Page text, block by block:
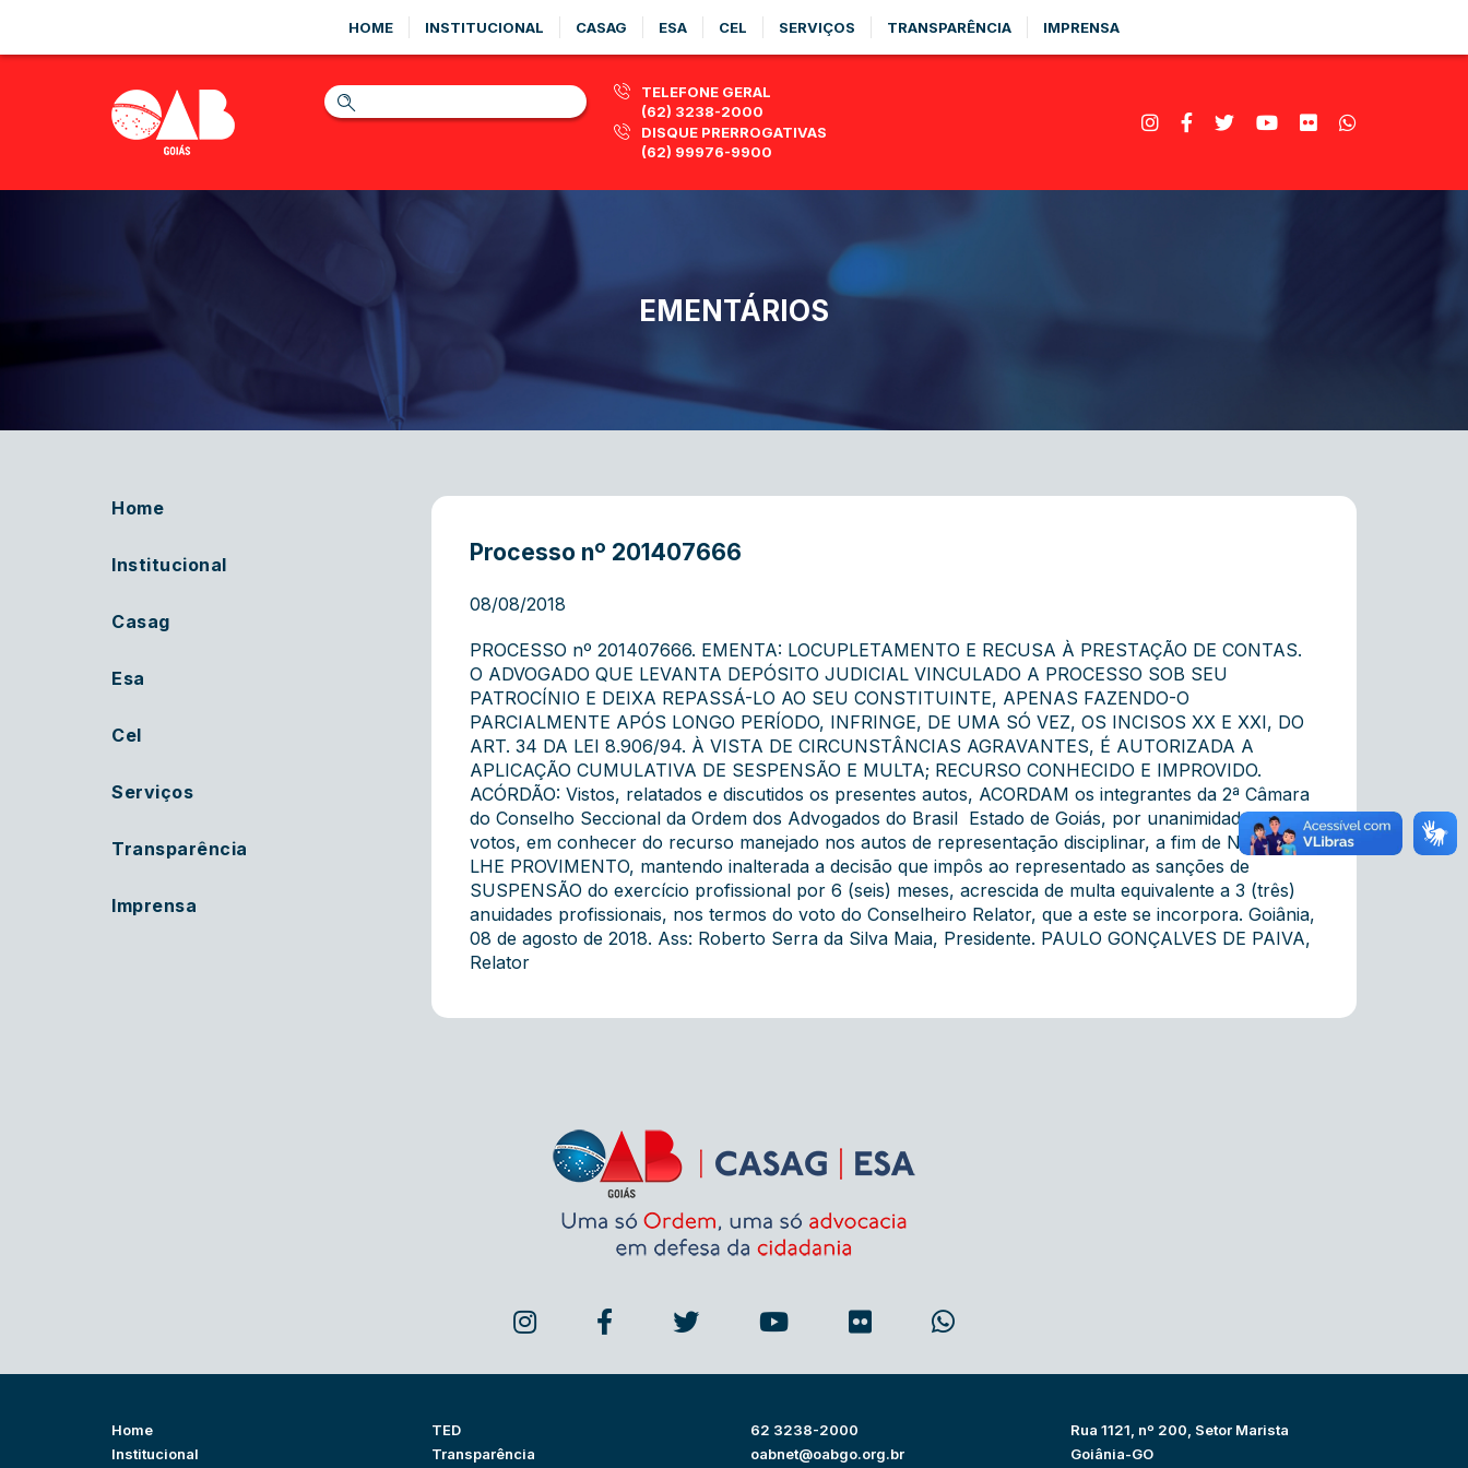
HOME INSTITUCIONAL CASAG ESA CEL SERVIÇOS TRANSPARÊNCIA IMPRENSA
TELEFONE GERAL
(62) 3238-2000
DISQUE PRERROGATIVAS
(62) 99976-9900
EMENTÁRIOS
Home
Institucional
Casag
Esa
Cel
Serviços
Transparência
Imprensa
Processo nº 201407666
08/08/2018
PROCESSO nº 201407666. EMENTA: LOCUPLETAMENTO E RECUSA À PRESTAÇÃO DE CONTAS.
O ADVOGADO QUE LEVANTA DEPÓSITO JUDICIAL VINCULADO A PROCESSO SOB SEU
PATROCÍNIO E DEIXA REPASSÁ-LO AO SEU CONSTITUINTE, APENAS FAZENDO-O
PARCIALMENTE APÓS LONGO PERÍODO, INFRINGE, DE UMA SÓ VEZ, OS INCISOS XX E XXI, DO
ART. 34 DA LEI 8.906/94. À VISTA DE CIRCUNSTÂNCIAS AGRAVANTES, É AUTORIZADA A
APLICAÇÃO CUMULATIVA DE SESPENSÃO E MULTA; RECURSO CONHECIDO E IMPROVIDO.
ACÓRDÃO: Vistos, relatados e discutidos os presentes autos, ACORDAM os integrantes da 2ª Câmara
do Conselho Seccional da Ordem dos Advogados do Brasil  Estado de Goiás, por unanimidade de
votos, em conhecer do recurso manejado nos autos de representação disciplinar, a fim de NEGAR-
LHE PROVIMENTO, mantendo inalterada a decisão que impôs ao representado as sanções de
SUSPENSÃO do exercício profissional por 6 (seis) meses, acrescida de multa equivalente a 3 (três)
anuidades profissionais, nos termos do voto do Conselheiro Relator, que a este se incorpora. Goiânia,
08 de agosto de 2018. Ass: Roberto Serra da Silva Maia, Presidente. PAULO GONÇALVES DE PAIVA,
Relator
Home
Institucional
TED
Transparência
62 3238-2000
oabnet@oabgo.org.br
Rua 1121, nº 200, Setor Marista
Goiânia-GO